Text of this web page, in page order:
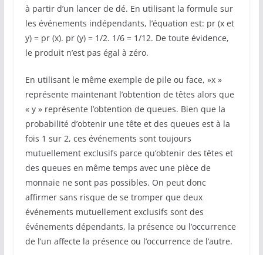
à partir d’un lancer de dé. En utilisant la formule sur
les événements indépendants, l’équation est: pr (x et
y) = pr (x). pr (y) = 1/2. 1/6 = 1/12. De toute évidence,
le produit n’est pas égal à zéro.
En utilisant le même exemple de pile ou face, »x »
représente maintenant l’obtention de têtes alors que
« y » représente l’obtention de queues. Bien que la
probabilité d’obtenir une tête et des queues est à la
fois 1 sur 2, ces événements sont toujours
mutuellement exclusifs parce qu’obtenir des têtes et
des queues en même temps avec une pièce de
monnaie ne sont pas possibles. On peut donc
affirmer sans risque de se tromper que deux
événements mutuellement exclusifs sont des
événements dépendants, la présence ou l’occurrence
de l’un affecte la présence ou l’occurrence de l’autre.